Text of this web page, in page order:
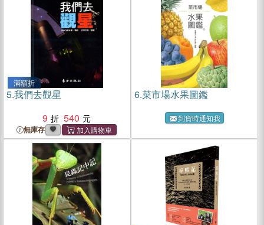
滿額折
5.我們去觀星
9
540
無庫存
6.菜市場水果圖鑑
到貨時通知我